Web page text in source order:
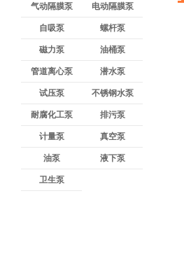
气动隔膜泵
电动隔膜泵
自吸泵 螺杆泵
磁力泵 油桶泵
管道离心泵 潜水泵
试压泵 不锈钢水泵
耐腐化工泵 排污泵
计量泵 真空泵
油泵 液下泵
卫生泵